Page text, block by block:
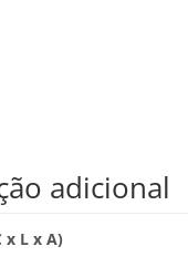
adicional
x L x A)